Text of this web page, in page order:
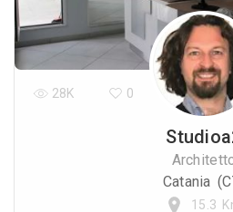
Catania
15.3
28K 0